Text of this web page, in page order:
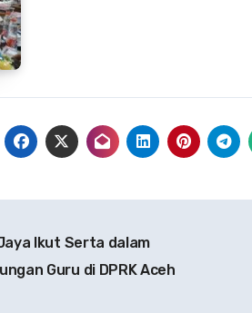
Ikut Serta dalam
Guru di DPRK Aceh